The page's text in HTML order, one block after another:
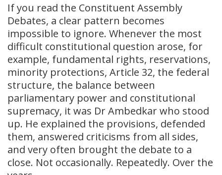
If you read the Constituent Assembly
Debates, a clear pattern becomes
impossible to ignore. Whenever the most
difficult constitutional question arose, for
example, fundamental rights, reservations,
minority protections, Article 32, the federal
structure, the balance between
parliamentary power and constitutional
supremacy, it was Dr Ambedkar who stood
up. He explained the provisions, defended
them, answered criticisms from all sides,
and very often brought the debate to a
close. Not occasionally. Repeatedly. Over the